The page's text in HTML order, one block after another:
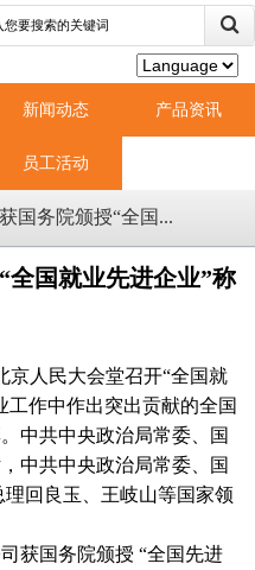
新闻动态 产品资讯
员工活动
国务院颁授“全国...
全国就业先进企业”称
京人民大会堂召开“全国就
工作中作出突出贡献的全国
中共中央政治局常委、国
中共中央政治局常委、国
理回良玉、王岐山等国家领
获国务院颁授 “全国先进